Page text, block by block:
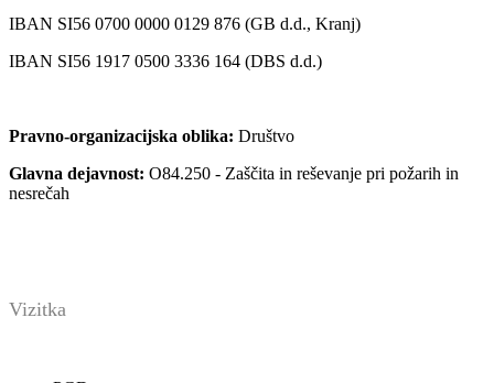
IBAN SI56 0700 0000 0129 876 (GB d.d., Kranj)
IBAN SI56 1917 0500 3336 164 (DBS d.d.)
Pravno-organizacijska oblika: Društvo
Glavna dejavnost: O84.250 - Zaščita in reševanje pri požarih in
nesrečah
Vizitka